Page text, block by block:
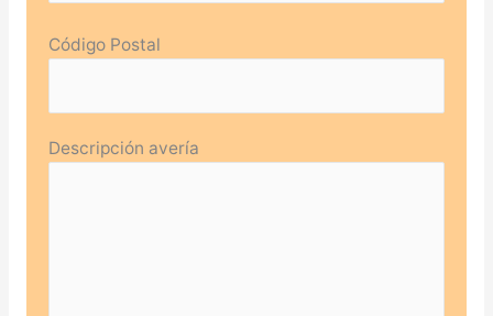
Código Postal
Descripción avería